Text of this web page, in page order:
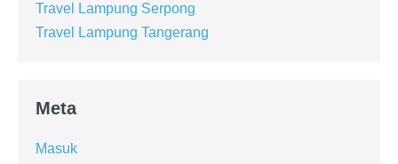
Travel Lampung Serpong
Travel Lampung Tangerang
Meta
Masuk